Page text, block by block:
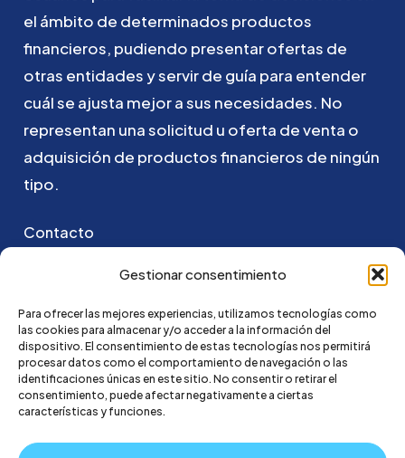
Gestionar consentimiento
Para ofrecer las mejores experiencias, utilizamos tecnologías como
las cookies para almacenar y/o acceder a la información del
dispositivo. El consentimiento de estas tecnologías nos permitirá
procesar datos como el comportamiento de navegación o las
identificaciones únicas en este sitio. No consentir o retirar el
consentimiento, puede afectar negativamente a ciertas
características y funciones.
el ámbito de determinados productos
financieros, pudiendo presentarofertas de
otras entidadesyservirde guía para entender
cuálse ajusta mejorasus necesidades. No
representan unasolicitud u oferta deventa o
adquisición de productosfinancieros de ningún
tipo.
Contacto
Puedes ponerte en contacto con nosotros
hola@credi4me.com